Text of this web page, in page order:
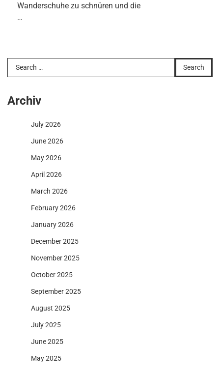
Wanderschuhe zu schnüren und die
…
Search
for:
Archiv
July 2026
June 2026
May 2026
April 2026
March 2026
February 2026
January 2026
December 2025
November 2025
October 2025
September 2025
August 2025
July 2025
June 2025
May 2025